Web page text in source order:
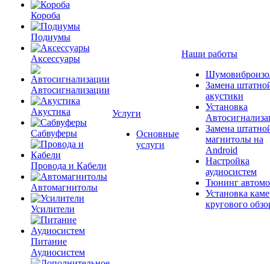
Короба
Подиумы
Аксессуары
Автосигнализации
Акустика
Сабвуферы
Провода и Кабели
Автомагнитолы
Усилители
Питание
Аудиосистем
Услуги
Основные
услуги
Наши работы
Замена
акустики
Установка
Замена
магнитолы на
Android
Настройка
аудиосистем
Тюнинг
Установка
кругового